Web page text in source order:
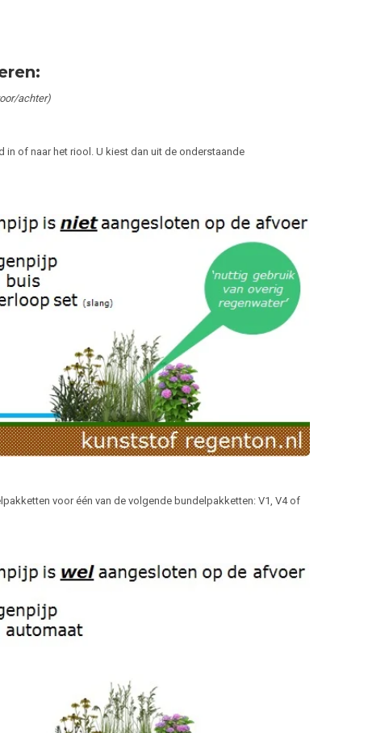
achter)
of naar het riool. U kiest dan uit de onderstaande
voor één van de volgende bundelpakketten: V1, V4 of